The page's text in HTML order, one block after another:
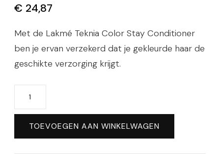
€ 24,87
Met de Lakmé Teknia Color Stay Conditioner
ben je ervan verzekerd dat je gekleurde haar de
geschikte verzorging krijgt.
Lakmé
-
Teknia
Color
Stay
TOEVOEGEN AAN WINKELWAGEN